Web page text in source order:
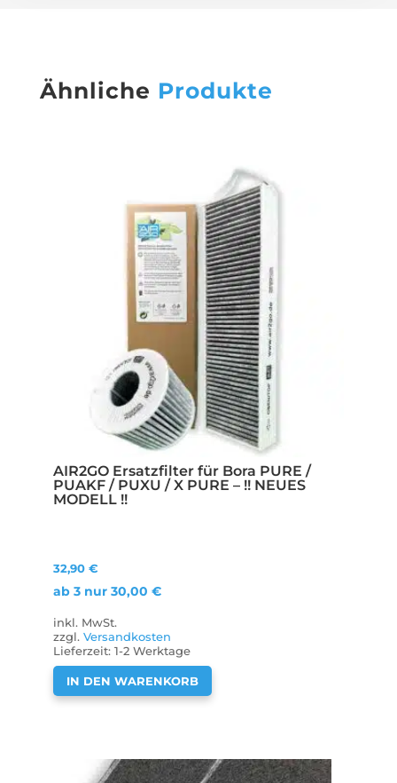
Ähnliche Produkte
AIR2GO Ersatzfilter für Bora PURE /
PUAKF / PUXU / X PURE – !! NEUES
MODELL !!
32,90 €
ab 3 nur 30,00 €
inkl. MwSt.
zzgl. Versandkosten
Lieferzeit: 1-2 Werktage
IN DEN WARENKORB